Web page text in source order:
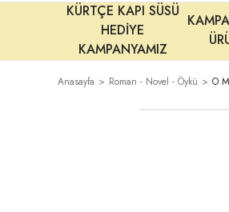
KÜRTÇE KAPI SÜSÜ
HEDİYE
KAMPANYAMIZ
Anasayfa Roman - Novel - Öykü O